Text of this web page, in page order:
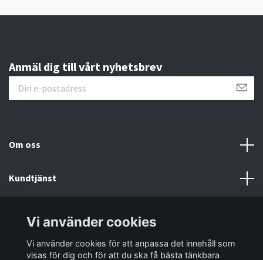
Anmäl dig till vårt nyhetsbrev
Om oss
Kundtjänst
Sociala medier
Vi använder cookies
Vi använder cookies för att anpassa det innehåll som
visas för dig och för att du ska få bästa tänkbara